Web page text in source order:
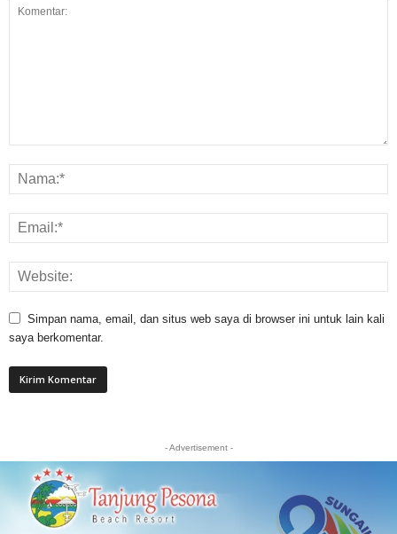
Simpan nama, email, dan situs web saya di browser ini untuk lain kali
saya berkomentar.
- Advertisement -